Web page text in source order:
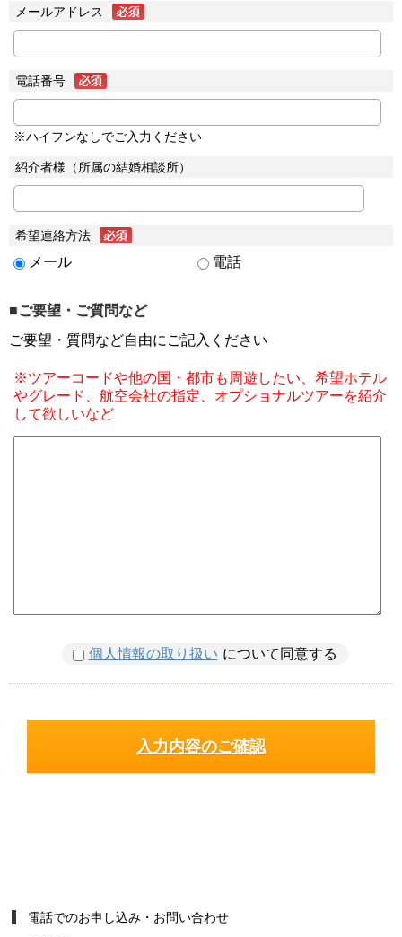
メールアドレス
電話番号
※ハイフンなしでご入力ください
紹介者様（所属の結婚相談所）
希望連絡方法
メール 電話
■ご要望・ご質問など
ご要望・質問など自由にご記入ください
※ツアーコードや他の国・都市も周遊したい、希望ホテル
やグレード、航空会社の指定、オプショナルツアーを紹介
して欲しいなど
個人情報の取り扱い について同意する
電話でのお申し込み・お問い合わせ